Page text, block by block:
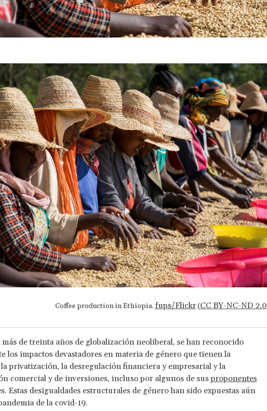
Coffee production in Ethiopia. fups/Flickr(CC BY-NC-ND 2.0
más de treinta años de globalización neoliberal, se han reconocido
los impactos devastadores en materia de género que tienen la
privatización, la desregulación financiera y empresarial y la
comercial y de inversiones, incluso por algunos de susproponentes
Estas desigualdades estructurales de género han sido expuestas aún
de la covid-19.